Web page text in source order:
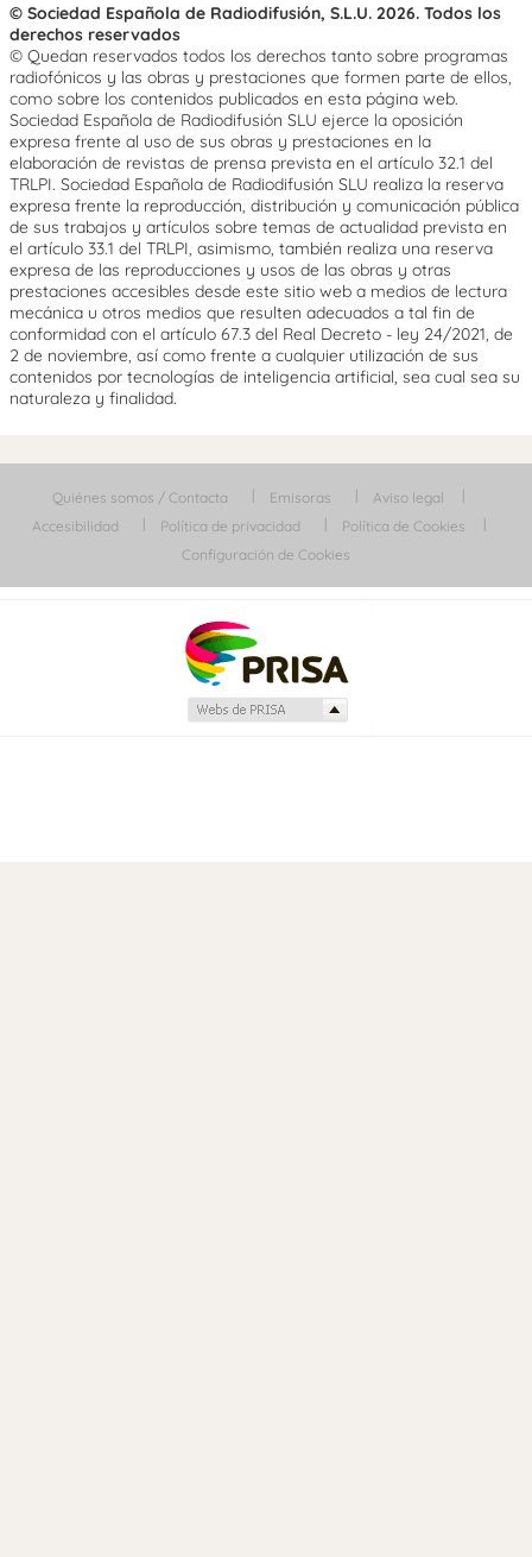
© Sociedad Española de Radiodifusión, S.L.U. 2026. Todos los
derechos reservados
© Quedan reservados todos los derechos tanto sobre programas
radiofónicos y las obras y prestaciones que formen parte de ellos,
como sobre los contenidos publicados en esta página web.
Sociedad Española de Radiodifusión SLU ejerce la oposición
expresa frente al uso de sus obras y prestaciones en la
elaboración de revistas de prensa prevista en el artículo 32.1 del
TRLPI. Sociedad Española de Radiodifusión SLU realiza la reserva
expresa frente la reproducción, distribución y comunicación pública
de sus trabajos y artículos sobre temas de actualidad prevista en
el artículo 33.1 del TRLPI, asimismo, también realiza una reserva
expresa de las reproducciones y usos de las obras y otras
prestaciones accesibles desde este sitio web a medios de lectura
mecánica u otros medios que resulten adecuados a tal fin de
conformidad con el artículo 67.3 del Real Decreto - ley 24/2021, de
2 de noviembre, así como frente a cualquier utilización de sus
contenidos por tecnologías de inteligencia artificial, sea cual sea su
naturaleza y finalidad.
Quiénes somos / Contacta Emisoras
Aviso legal
Accesibilidad
Política de privacidad
Política de Cookies
Configuración de Cookies